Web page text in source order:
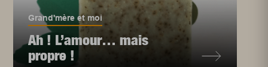
Grand'mère et moi
Ah ! L’amour… mais
propre !